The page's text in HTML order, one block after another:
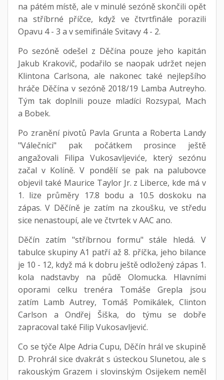
na pátém místě, ale v minulé sezóně skončili opět
na stříbrné příčce, když ve čtvrtfinále porazili
Opavu 4 - 3 a v semifinále Svitavy 4 - 2.
Po sezóně odešel z Děčína pouze jeho kapitán
Jakub Krakovič, podařilo se naopak udržet nejen
Klintona Carlsona, ale nakonec také nejlepšího
hráče Děčína v sezóně 2018/19 Lamba Autreyho.
Tým tak doplnili pouze mladíci Rozsypal, Mach
a Bobek.
Po zranění pivotů Pavla Grunta a Roberta Landy
"Válečníci" pak počátkem prosince ještě
angažovali Filipa Vukosavljeviće, který sezónu
začal v Kolíně. V pondělí se pak na palubovce
objevil také Maurice Taylor Jr. z Liberce, kde má v
1. lize průměry 17.8 bodu a 10.5 doskoku na
zápas. V Děčíně je zatím na zkoušku, ve středu
sice nenastoupí, ale ve čtvrtek v AAC ano.
Děčín zatím "stříbrnou formu" stále hledá. V
tabulce skupiny A1 patří až 8. příčka, jeho bilance
je 10 - 12, když má k dobru ještě odložený zápas 1.
kola nadstavby na půdě Olomucka. Hlavními
oporami celku trenéra Tomáše Grepla jsou
zatím Lamb Autrey, Tomáš Pomikálek, Clinton
Carlson a Ondřej Šiška, do týmu se dobře
zapracoval také Filip Vukosavljević.
Co se týče Alpe Adria Cupu, Děčín hrál ve skupině
D. Prohrál sice dvakrát s ústeckou Slunetou, ale s
rakouským Grazem i slovinským Osijekem neměl